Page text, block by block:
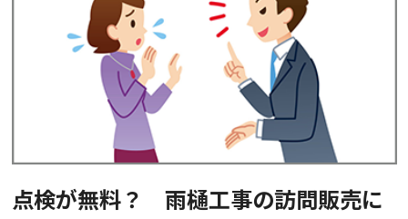
点検が無料？ 雨樋工事の訪問販売に